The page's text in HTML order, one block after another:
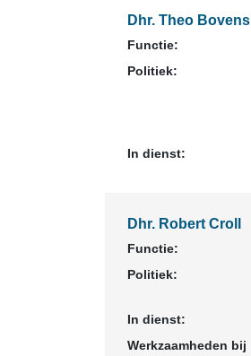
Dhr. Theo Bovens
Functie:
Politiek:
In dienst:
Dhr. Robert Croll
Functie:
Politiek:
In dienst:
Werkzaamheden bij